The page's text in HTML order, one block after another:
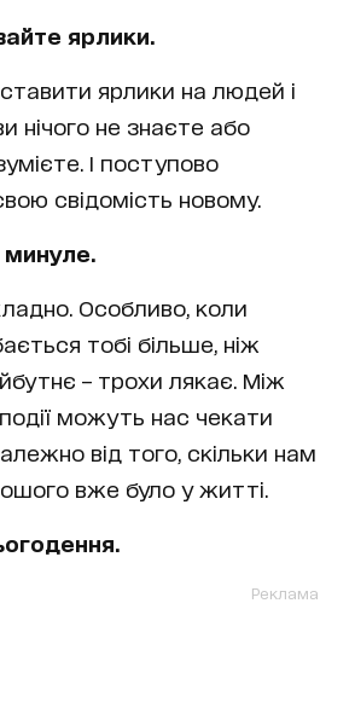
ярлики.
ярлики на людей і
нічого не знаєте або
І поступово
свідомість новому.
минуле.
Особливо, коли
тобі більше, ніж
– трохи лякає. Між
можуть нас чекати
від того, скільки нам
вже було у житті.
Реклама